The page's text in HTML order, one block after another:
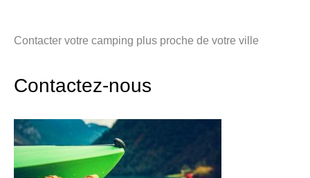
Contacter votre camping plus proche de votre ville
Contactez-nous